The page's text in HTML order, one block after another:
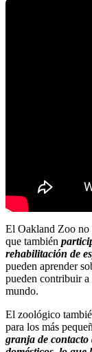
El Oakland Zoo no
que también
rehabilitación de
pueden aprender
pueden contribuir
mundo.
El zoológico
para los más
granja de contacto